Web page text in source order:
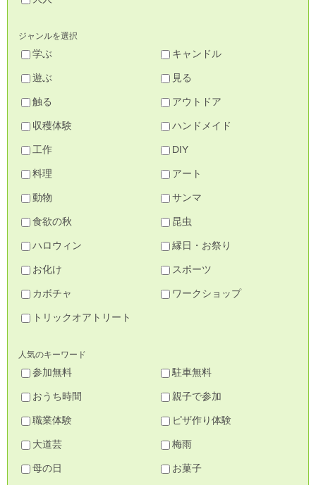
ジャンルを選択
学ぶ キャンドル
遊ぶ 見る
触る アウトドア
収穫体験 ハンドメイド
工作 DIY
料理 アート
動物 サンマ
食欲の秋 昆虫
ハロウィン 縁日・お祭り
お化け スポーツ
カボチャ ワークショップ
トリックオアトリート
人気のキーワード
参加無料 駐車無料
おうち時間 親子で参加
職業体験 ピザ作り体験
大道芸 梅雨
母の日 お菓子